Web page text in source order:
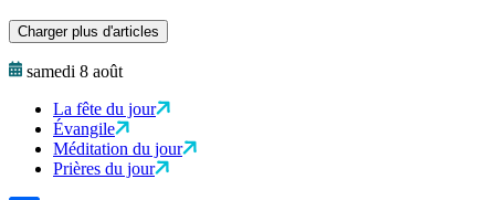
Charger plus d'articles
samedi 8 août
La fête du jour
Évangile
Méditation du jour
Prières du jour